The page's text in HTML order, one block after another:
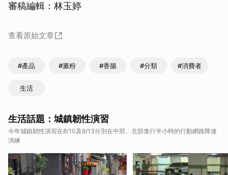
審稿編輯：林玉婷
查看原始文章
#產品 #澱粉 #香腸 #分類 #消費者
生活
生活話題：城鎮韌性演習
今年城鎮韌性演習在8/10及8/13分別在中部、北部進行半小時的行動網路降速
演練